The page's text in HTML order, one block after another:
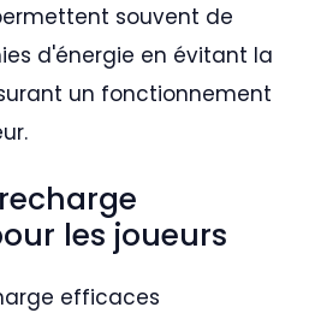
souvent de
d'énergie en évitant la
un fonctionnement
les joueurs
efficaces